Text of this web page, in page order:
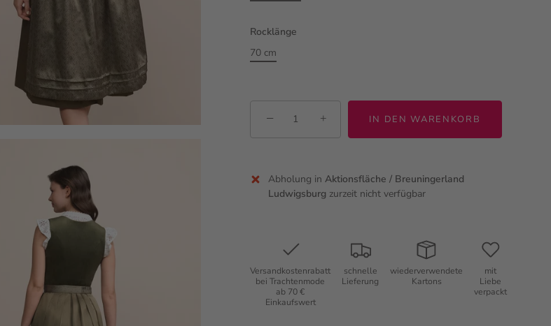
Rocklänge
70 cm
− + IN DEN WARENKORB
Abholung in Aktionsfläche / Breuningerland
Ludwigsburg zurzeit nicht verfügbar
Versandkostenrabatt
bei Trachtenmode
ab 70 €
Einkaufswert
schnelle
Lieferung
wiederverwendete
Kartons
mit
Liebe
verpackt